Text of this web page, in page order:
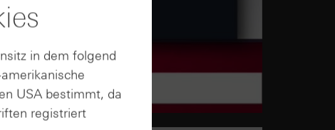
in dem folgend
USA bestimmt, da
registriert